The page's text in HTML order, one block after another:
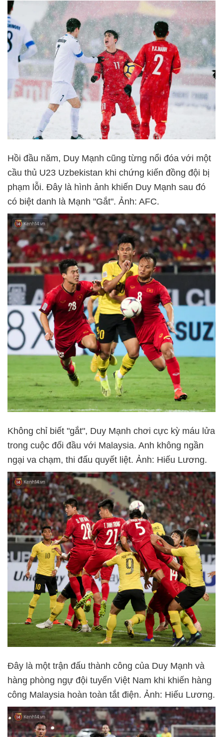
Hồi đầu năm, Duy Mạnh cũng từng nổi đóa với một
cầu thủ U23 Uzbekistan khi chứng kiến đồng đội bị
phạm lỗi. Đây là hình ảnh khiến Duy Mạnh sau đó
có biệt danh là Mạnh "Gắt". Ảnh: AFC.
Không chỉ biết "gắt", Duy Mạnh chơi cực kỳ máu lửa
trong cuộc đối đầu với Malaysia. Anh không ngần
ngại va chạm, thi đấu quyết liệt. Ảnh: Hiếu Lương.
Đây là một trận đấu thành công của Duy Mạnh và
hàng phòng ngự đội tuyển Việt Nam khi khiến hàng
công Malaysia hoàn toàn tắt điện. Ảnh: Hiếu Lương.